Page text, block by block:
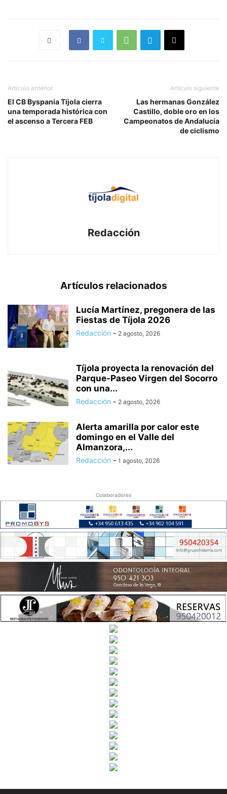
Artículo anterior
El CB Byspania Tíjola cierra
una temporada histórica con
el ascenso a Tercera FEB
Artículo siguiente
Las hermanas González
Castillo, doble oro en los
Campeonatos de Andalucía
de ciclismo
Redacción
Artículos relacionados
Lucía Martínez, pregonera de las
Fiestas de Tíjola 2026
Redacción - 2 agosto, 2026
Tíjola proyecta la renovación del
Parque-Paseo Virgen del Socorro
con una...
Redacción - 2 agosto, 2026
Alerta amarilla por calor este
domingo en el Valle del
Almanzora,...
Redacción - 1 agosto, 2026
Colaboradores